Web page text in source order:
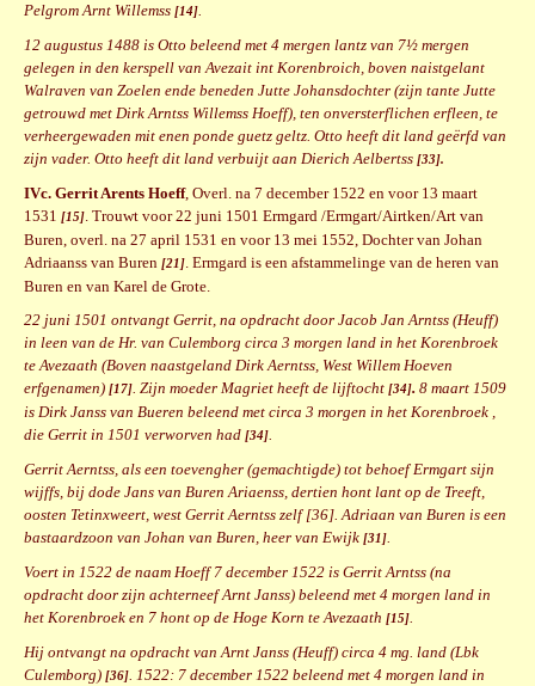
Pelgrom Arnt Willemss [14].
12 augustus 1488 is Otto beleend met 4 mergen lantz van 7½ mergen
gelegen in den kerspell van Avezait int Korenbroich, boven naistgelant
Walraven van Zoelen ende beneden Jutte Johansdochter (zijn tante Jutte
getrouwd met Dirk Arntss Willemss Hoeff), ten onversterflichen erfleen, te
verheergewaden mit enen ponde guetz geltz. Otto heeft dit land geërfd van
zijn vader. Otto heeft dit land verbuijt aan Dierich Aelbertss [33].
IVc. Gerrit Arents Hoeff, Overl. na 7 december 1522 en voor 13 maart
1531 [15]. Trouwt voor 22 juni 1501 Ermgard /Ermgart/Airtken/Art van
Buren, overl. na 27 april 1531 en voor 13 mei 1552, Dochter van Johan
Adriaanss van Buren [21]. Ermgard is een afstammelinge van de heren van
Buren en van Karel de Grote.
22 juni 1501 ontvangt Gerrit, na opdracht door Jacob Jan Arntss (Heuff)
in leen van de Hr. van Culemborg circa 3 morgen land in het Korenbroek
te Avezaath (Boven naastgeland Dirk Aerntss, West Willem Hoeven
erfgenamen) [17]. Zijn moeder Magriet heeft de lijftocht [34]. 8 maart 1509
is Dirk Janss van Bueren beleend met circa 3 morgen in het Korenbroek ,
die Gerrit in 1501 verworven had [34].
Gerrit Aerntss, als een toevengher (gemachtigde) tot behoef Ermgart sijn
wijffs, bij dode Jans van Buren Ariaenss, dertien hont lant op de Treeft,
oosten Tetinxweert, west Gerrit Aerntss zelf [36]. Adriaan van Buren is een
bastaardzoon van Johan van Buren, heer van Ewijk [31].
Voert in 1522 de naam Hoeff 7 december 1522 is Gerrit Arntss (na
opdracht door zijn achterneef Arnt Janss) beleend met 4 morgen land in
het Korenbroek en 7 hont op de Hoge Korn te Avezaath [15].
Hij ontvangt na opdracht van Arnt Janss (Heuff) circa 4 mg. land (Lbk
Culemborg) [36]. 1522: 7 december 1522 beleend met 4 morgen land in